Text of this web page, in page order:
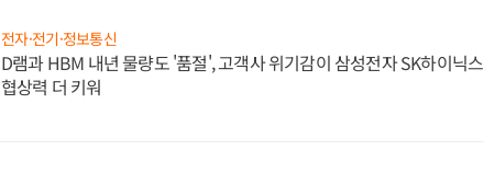
전자·전기·정보통신
D램과 HBM 내년 물량도 '품절', 고객사 위기감이 삼성전자 SK하이닉스
협상력 더 키워